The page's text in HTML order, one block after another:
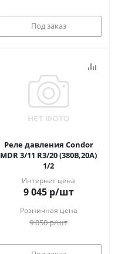
Под заказ
Реле давления Condor
MDR 3/11 R3/20 (380В,20А)
1/2
Интернет цена
9 045р/шт
Розничная цена
9 050р/шт